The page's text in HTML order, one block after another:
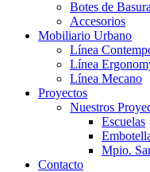
Botes de Basura
Accesorios
Mobiliario Urbano
Línea
Línea
Línea Mecano
Proyectos
Nuestros
Escuelas
Mpio.
Contacto